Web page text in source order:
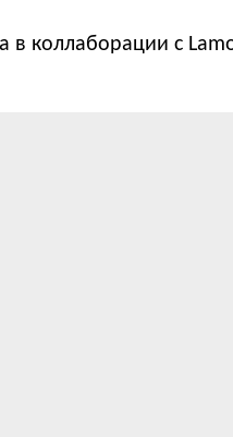
в коллаборации с